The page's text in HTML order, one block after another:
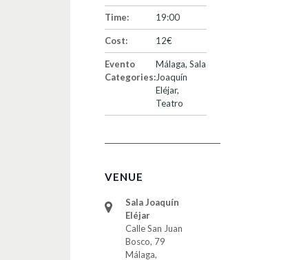
Time: 19:00
Cost: 12€
Evento
Categories:
Málaga, Sala
Joaquín
Eléjar,
Teatro
VENUE
Sala Joaquín
Eléjar
Calle San Juan
Bosco, 79
Málaga,